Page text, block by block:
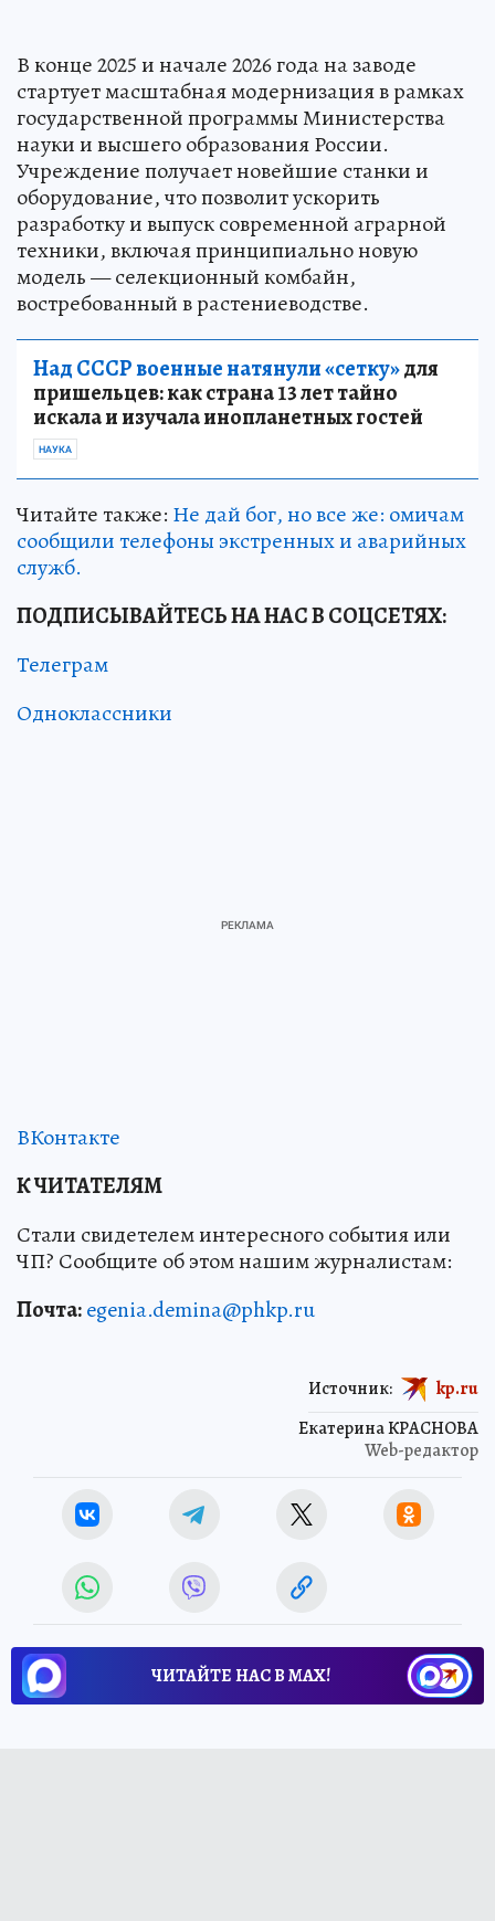
В конце 2025 и начале 2026 года на заводе
стартует масштабная модернизация в рамках
государственной программы Министерства
науки и высшего образования России.
Учреждение получает новейшие станки и
оборудование, что позволит ускорить
разработку и выпуск современной аграрной
техники, включая принципиально новую
модель — селекционный комбайн,
востребованный в растениеводстве.
Над СССР военные натянули «сетку»для
пришельцев: как страна 13 лет тайно
искала и изучала инопланетных гостей
НАУКА
Читайте также: Не дай бог, но все же: омичам
сообщили телефоны экстренных и аварийных
служб.
ПОДПИСЫВАЙТЕСЬ НА НАС В СОЦСЕТЯХ:
Телеграм
Одноклассники
ВКонтакте
К ЧИТАТЕЛЯМ
Стали свидетелем интересного события или
ЧП? Сообщите об этом нашим журналистам:
Почта:egenia.demina@phkp.ru
Екатерина КРАСНОВА
Web-редактор
Источник: kp.ru
ЧИТАЙТЕ НАС В МАХ!